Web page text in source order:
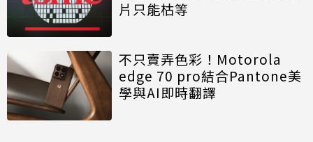
片只能枯等
不只賣弄色彩！Motorola
edge 70 pro結合Pantone美
學與AI即時翻譯